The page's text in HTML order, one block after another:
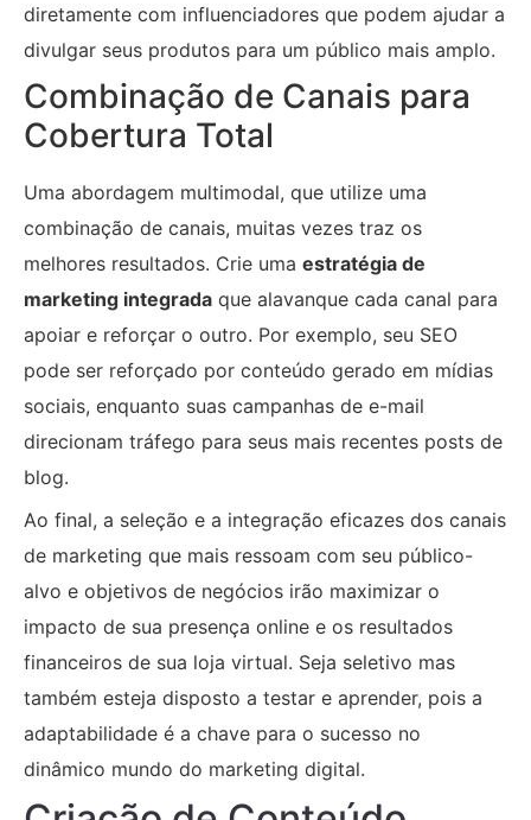
diretamente com influenciadores que podem ajudar a
divulgar seus produtos para um público mais amplo.
Combinação de Canais para
Cobertura Total
Uma abordagem multimodal, que utilize uma
combinação de canais, muitas vezes traz os
melhores resultados. Crie uma estratégia de
marketing integrada que alavanque cada canal para
apoiar e reforçar o outro. Por exemplo, seu SEO
pode ser reforçado por conteúdo gerado em mídias
sociais, enquanto suas campanhas de e-mail
direcionam tráfego para seus mais recentes posts de
blog.
Ao final, a seleção e a integração eficazes dos canais
de marketing que mais ressoam com seu público-
alvo e objetivos de negócios irão maximizar o
impacto de sua presença online e os resultados
financeiros de sua loja virtual. Seja seletivo mas
também esteja disposto a testar e aprender, pois a
adaptabilidade é a chave para o sucesso no
dinâmico mundo do marketing digital.